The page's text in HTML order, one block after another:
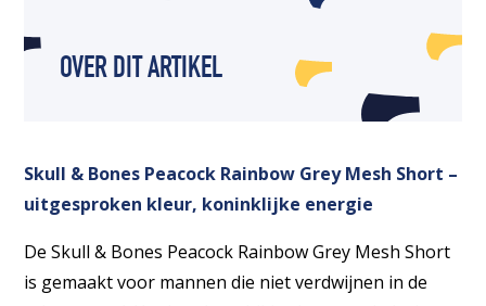
OVER DIT ARTIKEL
Skull & Bones Peacock Rainbow Grey Mesh Short –
uitgesproken kleur, koninklijke energie
De Skull & Bones Peacock Rainbow Grey Mesh Short
is gemaakt voor mannen die niet verdwijnen in de